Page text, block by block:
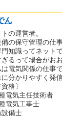
ん
の運営者。
備の保守管理の仕
知識ってネット
るって場合がお
は電気関係の仕事
分かりやすく発
格〕
電気主任技術者
電気工事士
設備士